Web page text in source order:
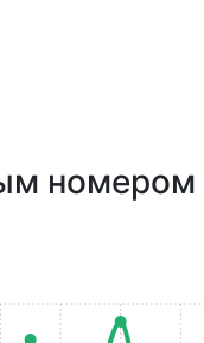
номером